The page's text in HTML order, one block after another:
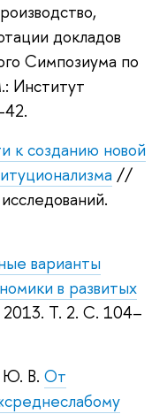
докладов
Симпозиума по
Институт
к созданию новой
//
варианты
в развитых
Т. 2. С. 104–
Ю. В. От